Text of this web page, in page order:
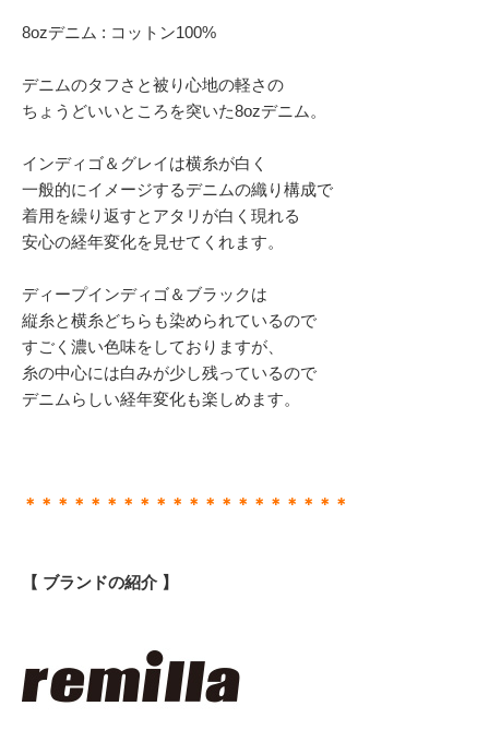
8ozデニム : コットン100%
デニムのタフさと被り心地の軽さの
ちょうどいいところを突いた8ozデニム。
インディゴ＆グレイは横糸が白く
一般的にイメージするデニムの織り構成で
着用を繰り返すとアタリが白く現れる
安心の経年変化を見せてくれます。
ディープインディゴ＆ブラックは
縦糸と横糸どちらも染められているので
すごく濃い色味をしておりますが、
糸の中心には白みが少し残っているので
デニムらしい経年変化も楽しめます。
＊＊＊＊＊＊＊＊＊＊＊＊＊＊＊＊＊＊＊＊
【 ブランドの紹介 】